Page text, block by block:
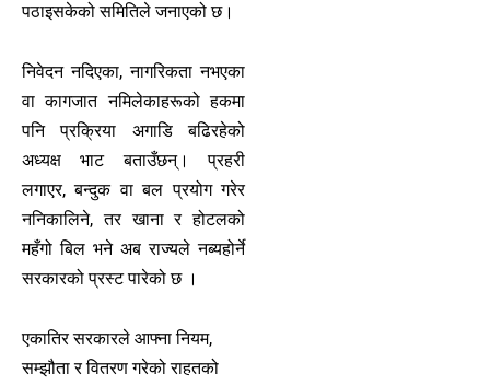
पठाइसकेको समितिले जनाएको छ।
निवेदन नदिएका, नागरिकता नभएका
वा कागजात नमिलेकाहरूको हकमा
पनि प्रक्रिया अगाडि बढिरहेको
अध्यक्ष भाट बताउँछन्। प्रहरी
लगाएर, बन्दुक वा बल प्रयोग गरेर
ननिकालिने, तर खाना र होटलको
महँगो बिल भने अब राज्यले नब्यहोर्ने
सरकारको प्रस्ट पारेको छ ।
एकातिर सरकारले आफ्ना नियम,
सम्झौता र वितरण गरेको राहतको